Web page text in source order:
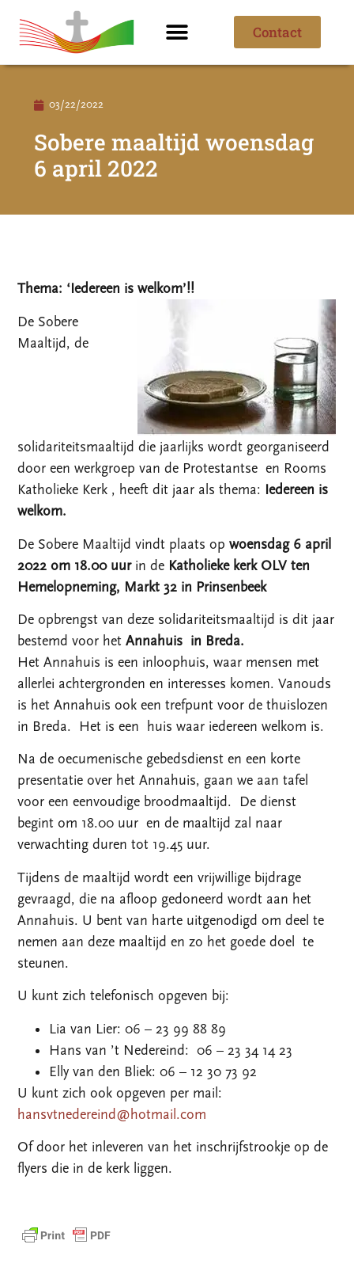
Contact
03/22/2022
Sobere maaltijd woensdag
6 april 2022
Thema: ‘Iedereen is welkom’!!
De Sobere
Maaltijd, de
solidariteitsmaaltijd die jaarlijks wordt georganiseerd
door een werkgroep van de Protestantse en Rooms
Katholieke Kerk , heeft dit jaar als thema: Iedereen is
welkom.
De Sobere Maaltijd vindt plaats opwoensdag 6 april
2022 om 18.00 uurin de Katholieke kerk OLV ten
Hemelopneming, Markt 32 in Prinsenbeek
De opbrengst van deze solidariteitsmaaltijd is dit jaar
bestemd voor hetAnnahuis in Breda.
Het Annahuis is een inloophuis, waar mensen met
allerlei achtergronden en interesses komen. Vanouds
is het Annahuis ook een trefpunt voor de thuislozen
in Breda. Het is een huis waar iedereen welkom is.
Na de oecumenische gebedsdienst en een korte
presentatie over het Annahuis, gaan we aan tafel
voor een eenvoudige broodmaaltijd. De dienst
begint om 18.00 uur en de maaltijd zal naar
verwachting duren tot 19.45 uur.
Tijdens de maaltijd wordt een vrijwillige bijdrage
gevraagd, die na afloop gedoneerd wordt aan het
Annahuis. U bent van harte uitgenodigd om deel te
nemen aan deze maaltijd en zo het goede doel te
steunen.
U kunt zich telefonisch opgeven bij:
Lia van Lier: 06 – 23 99 88 89
Hans van ’t Nedereind: 06 – 23 34 14 23
Elly van den Bliek: 06 – 12 30 73 92
U kunt zich ook opgeven per mail:
hansvtnedereind@hotmail.com
Of door het inleveren van het inschrijfstrookje op de
flyers die in de kerk liggen.